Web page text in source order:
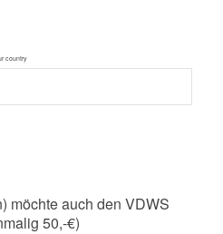
country
möchte auch den VDWS
50,-€)